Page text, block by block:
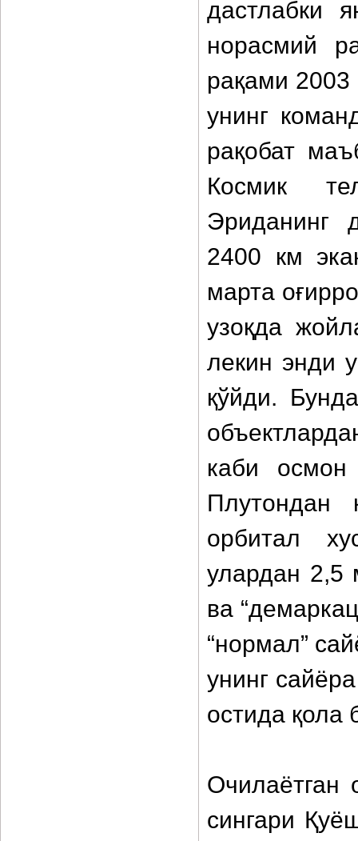
дастлабки
норасмий
рақами 2003
унинг
рақобат
Космик
Эриданинг
2400 км
марта
узоқда
лекин энди
қўйди.
каби осмон
орбитал
улардан 2,5
ва
“нормал”
унинг
остида қола
Очилаётган
сингари